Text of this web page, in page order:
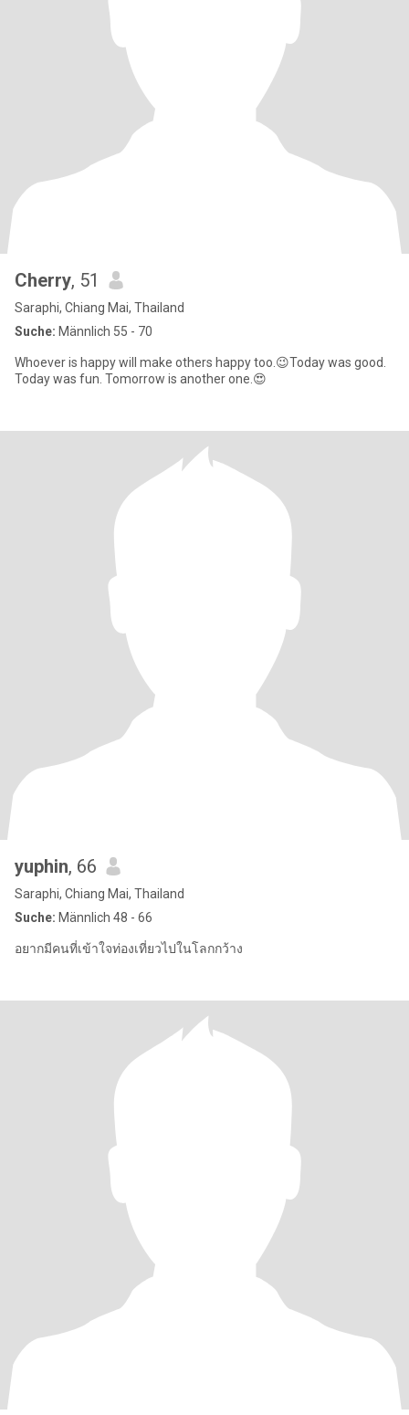
Cherry, 51
Saraphi, Chiang Mai, Thailand
Suche: Männlich 55 - 70
Whoever is happy will make others happy too.😉Today was good.
Today was fun. Tomorrow is another one.😍
yuphin, 66
Saraphi, Chiang Mai, Thailand
Suche: Männlich 48 - 66
อยากมีคนที่เข้าใจท่องเที่ยวไปในโลกกว้าง